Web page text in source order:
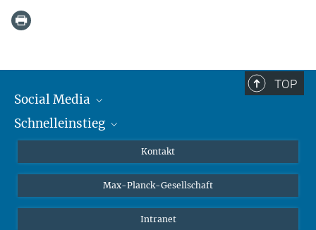
TOP
Social Media
Mastodon
Schnelleinstieg
Studierende
Schüler*innen
Kontakt
Max-Planck-Gesellschaft
Intranet